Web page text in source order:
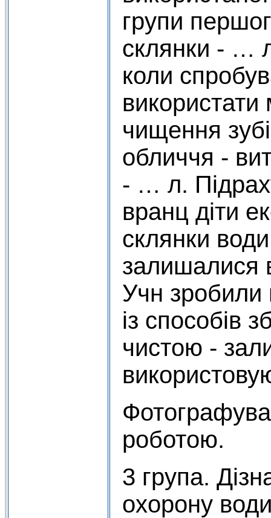
групи
склянки - …
коли
чищення
обличчя -
- … л.
вранц діти
склянки
залишалися
Учн
із способів
чистою -
роботою.
3 група.
охорону